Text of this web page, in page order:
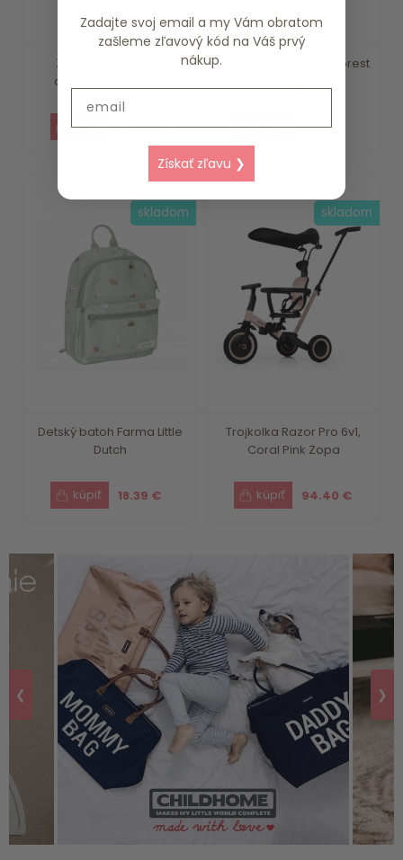
Záhradný domček
drevený Little Dutch
375.59 €
Kresliaci tablet Blue Forest
15.79 €
Detský batoh Farma Little
Dutch
18.39 €
skladom
Trojkolka Razor Pro 6v1,
Coral Pink Zopa
94.40 €
skladom
❮ ❯
Zadajte svoj email a my Vám obratom
zašleme zľavový kód na Váš prvý
nákup.
Získať zľavu ❯